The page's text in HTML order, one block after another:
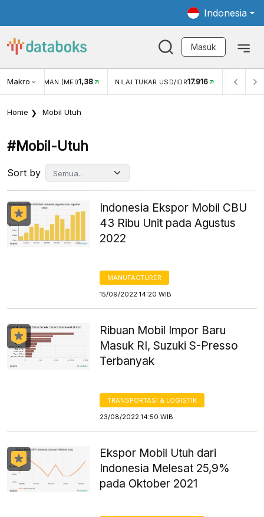
Indonesia
Masuk
Makro
WISMAN (MEI) 1,38 NILAI TUKAR USD/IDR 17.916 INFLASI YOY
Home Mobil Utuh
#mobil-Utuh
Sort by
Indonesia Ekspor Mobil CBU
43 Ribu Unit pada Agustus
2022
MANUFACTURER
15/09/2022 14:20 WIB
Ribuan Mobil Impor Baru
Masuk RI, Suzuki S-Presso
Terbanyak
TRANSPORTASI & LOGISTIK
23/08/2022 14:50 WIB
Ekspor Mobil Utuh dari
Indonesia Melesat 25,9%
pada Oktober 2021